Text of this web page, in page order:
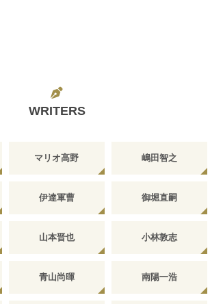
WRITERS
マリオ高野 嶋田智之
伊達軍曹 御堀直嗣
山本晋也 小林敦志
青山尚暉 南陽一浩